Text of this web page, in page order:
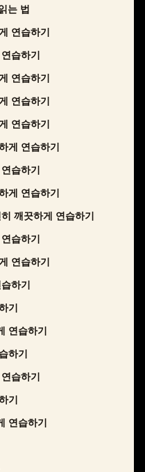
는 법
연습하기
습하기
연습하기
연습하기
연습하기
게 연습하기
습하기
게 연습하기
깨끗하게 연습하기
습하기
연습하기
하기
기
연습하기
하기
습하기
기
연습하기